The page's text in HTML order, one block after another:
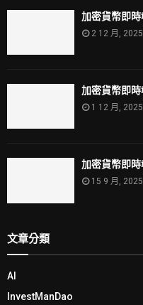
加密貨幣即
2 12 月, 2025
加密貨幣即
1 12 月, 2025
加密貨幣即
15 9 月, 2025
文章分類
AI
InvestManDao